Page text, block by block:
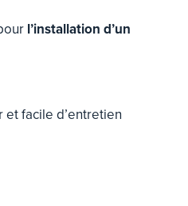
l’installation d’un
facile d’entretien